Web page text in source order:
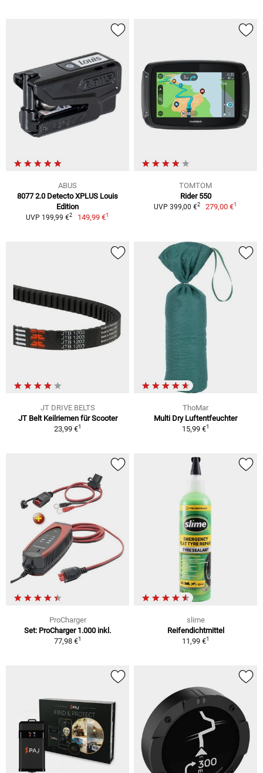
ABUS
8077 2.0 Detecto XPLUS Louis
Edition
UVP 199,99 €2 149,99 €1
TOMTOM
Rider 550
UVP 399,00 €2 279,00 €1
JT DRIVE BELTS
JT Belt Keilriemen für Scooter
23,99 €1
ThoMar
Multi Dry Luftentfeuchter
15,99 €1
ProCharger
Set: ProCharger 1.000 inkl.
77,98 €1
slime
Reifendichtmittel
11,99 €1